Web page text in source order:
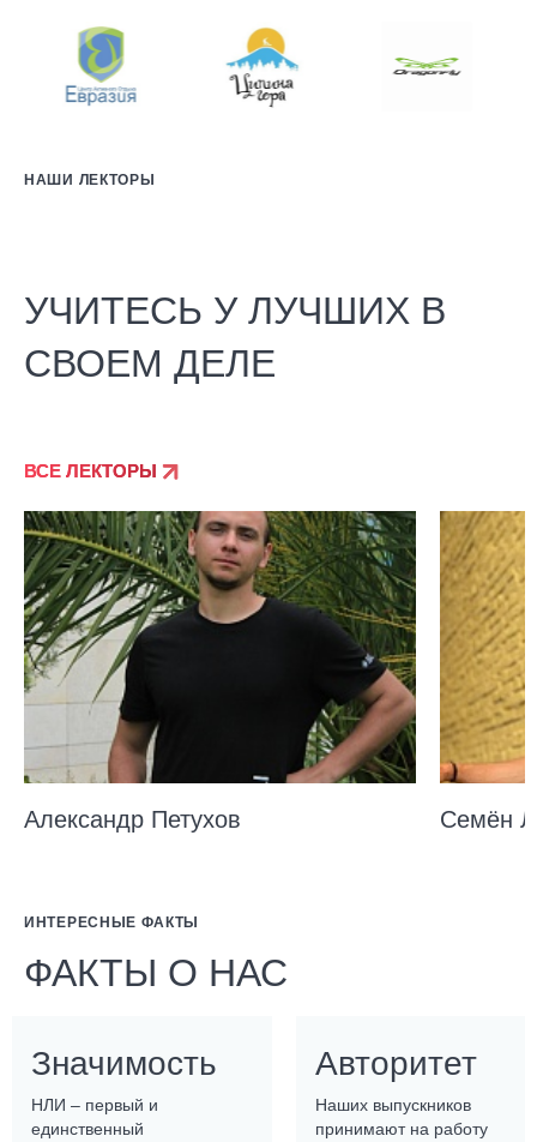
НАШИ ЛЕКТОРЫ
УЧИТЕСЬ У ЛУЧШИХ В
СВОЕМ ДЕЛЕ
ВСЕ ЛЕКТОРЫ
Александр Петухов Семён
ИНТЕРЕСНЫЕ ФАКТЫ
ФАКТЫ О НАС
Значимость
НЛИ – первый и
единственный
Авторитет
Наших выпускников
принимают на работу